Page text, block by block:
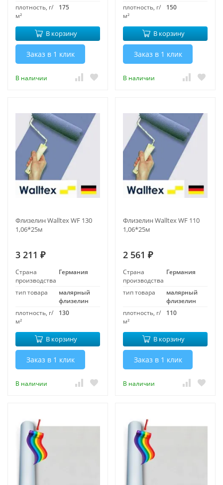
плотность, г/
м²
175
В корзину
Заказ в 1 клик
В наличии
плотность, г/
м²
150
В корзину
Заказ в 1 клик
В наличии
Флизелин Walltex WF 130
1,06*25м
3 211 ₽
Страна
производства
Германия
тип товара
малярный
флизелин
плотность, г/
м²
130
В корзину
Заказ в 1 клик
В наличии
Флизелин Walltex WF 110
1,06*25м
2 561 ₽
Страна
производства
Германия
тип товара
малярный
флизелин
плотность, г/
м²
110
В корзину
Заказ в 1 клик
В наличии